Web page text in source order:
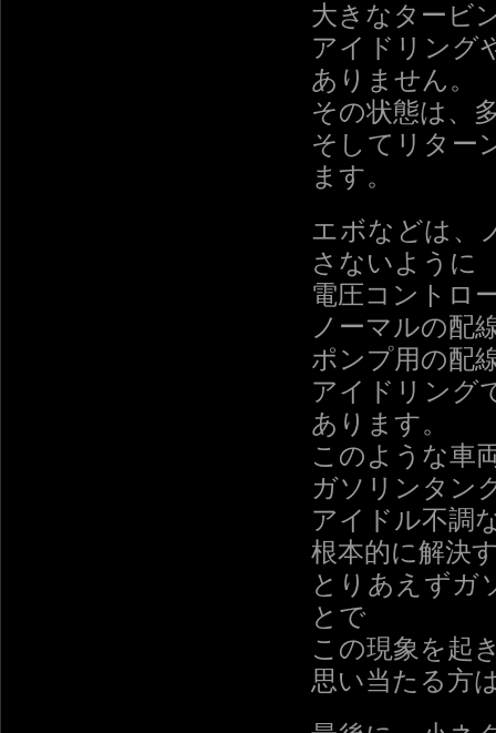
大きなタービ
アイドリング
ありません。
その状態は、
そしてリター
ます。
エボなどは、
さないように
電圧コントロ
ノーマルの配
ポンプ用の配
アイドリング
あります。
このような車
ガソリンタン
アイドル不調
根本的に解決
とりあえずガ
とで
この現象を起
思い当たる方